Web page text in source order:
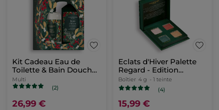
Kit Cadeau Eau de
Toilette & Bain Douche
Baies d'Hiver
Multi
(2)
26,99 €
Eclats d'Hiver Palette
Regard - Edition
Limitée
Boîtier 4 g - 1 teinte
(4)
15,99 €